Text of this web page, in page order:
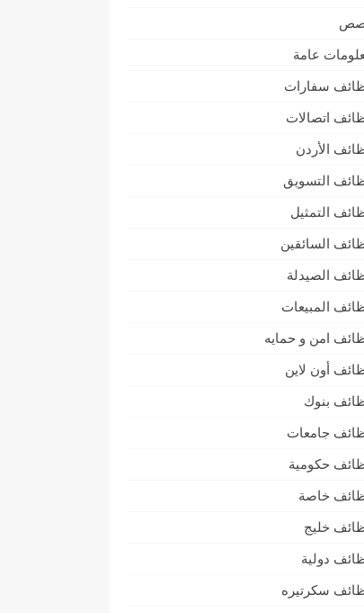
عامة
سفارات
اتصالات
الأردن
التسويق
التمثيل
السائقين
الصيدلة
المبيعات
امن و حمايه
أون لاين
بنوك
جامعات
حكومية
خاصة
خليج
دولية
سكرتيره